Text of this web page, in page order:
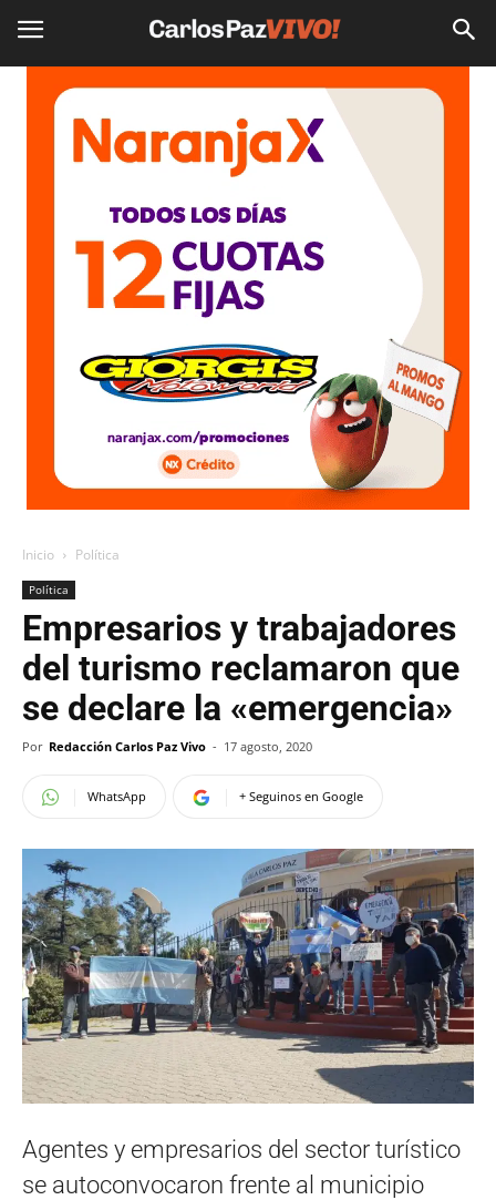
Inicio Política
Política
Empresarios y trabajadores
del turismo reclamaron que
se declare la «emergencia»
Por Redacción Carlos Paz Vivo - 17 agosto, 2020
WhatsApp + Seguinos en Google
Agentes y empresarios del sector turístico
se autoconvocaron frente al municipio